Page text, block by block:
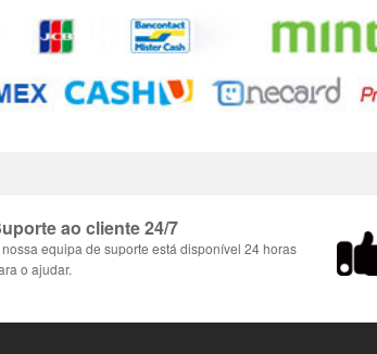
ao cliente 24/7
equipa de suporte está disponível 24 horas
o ajudar.